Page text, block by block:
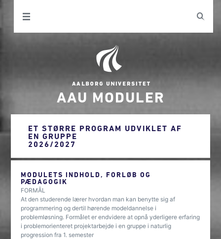
AAU MODULER
ET STØRRE PROGRAM UDVIKLET AF
EN GRUPPE
2026/2027
MODULETS INDHOLD, FORLØB OG
PÆDAGOGIK
FORMÅL
At den studerende lærer hvordan man kan benytte sig af
programmering og dertil hørende modeldannelse i
problemløsning. Formålet er endvidere at opnå yderligere erfaring
i problemorienteret projektarbejde i en gruppe i naturlig
progression fra 1. semester